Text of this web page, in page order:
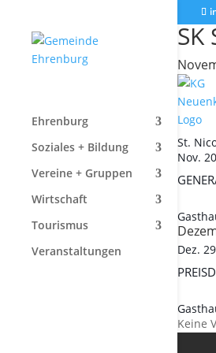
Ehrenburg
Soziales + Bildung
Vereine + Gruppen
Wirtschaft
Tourismus
Veranstaltungen
St.
Nov.
Dez.
Keine